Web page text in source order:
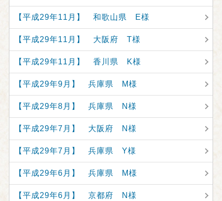
【平成29年11月】 和歌山県 E様
【平成29年11月】 大阪府 T様
【平成29年11月】 香川県 K様
【平成29年9月】 兵庫県 M様
【平成29年8月】 兵庫県 N様
【平成29年7月】 大阪府 N様
【平成29年7月】 兵庫県 Y様
【平成29年6月】 兵庫県 M様
【平成29年6月】 京都府 N様